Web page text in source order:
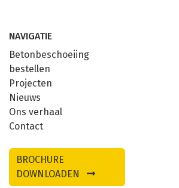
NAVIGATIE
Betonbeschoeiing
bestellen
Projecten
Nieuws
Ons verhaal
Contact
BROCHURE
DOWNLOADEN